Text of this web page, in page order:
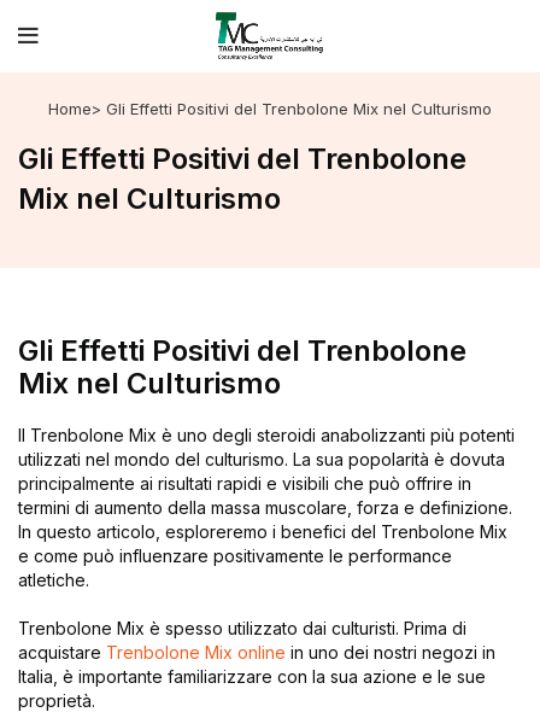
Home> Gli Effetti Positivi del Trenbolone Mix nel Culturismo
Gli Effetti Positivi del Trenbolone
Mix nel Culturismo
Gli Effetti Positivi del Trenbolone
Mix nel Culturismo
Il Trenbolone Mix è uno degli steroidi anabolizzanti più potenti
utilizzati nel mondo del culturismo. La sua popolarità è dovuta
principalmente ai risultati rapidi e visibili che può offrire in
termini di aumento della massa muscolare, forza e definizione.
In questo articolo, esploreremo i benefici del Trenbolone Mix
e come può influenzare positivamente le performance
atletiche.
Trenbolone Mix è spesso utilizzato dai culturisti. Prima di
acquistare Trenbolone Mix online in uno dei nostri negozi in
Italia, è importante familiarizzare con la sua azione e le sue
proprietà.